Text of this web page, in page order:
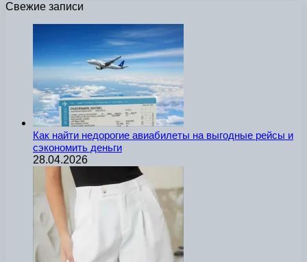
Свежие записи
Как найти недорогие авиабилеты на выгодные рейсы и
сэкономить деньги
28.04.2026